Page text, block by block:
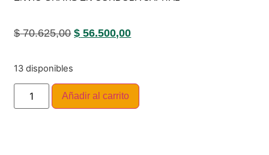
$70.625,00 $ 56.500,00
13 disponibles
Añadir al carrito